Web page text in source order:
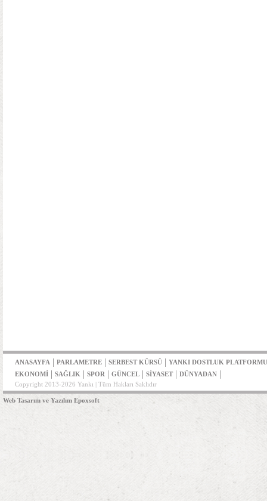
ANASAYFA | PARLAMETRE | SERBEST KÜRSÜ | YANKI DOSTLUK PLATFORMU
EKONOMİ | SAĞLIK | SPOR | GÜNCEL | SİYASET | DÜNYADAN |
Copyright 2013-2026 Yankı | Tüm Hakları Saklıdır
Web Tasarım ve Yazılım Epoxsoft